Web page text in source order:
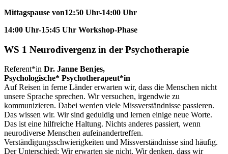
Mittagspause von12:50 Uhr-14:00 Uhr
14:00 Uhr-15:45 Uhr Workshop-Phase
WS 1 Neurodivergenz in der Psychotherapie
Referent*in Dr. Janne Benjes,
Psychologische* Psychotherapeut*in
Auf Reisen in ferne Länder erwarten wir, dass die Menschen nicht
unsere Sprache sprechen. Wir versuchen, irgendwie zu
kommunizieren. Dabei werden viele Missverständnisse passieren.
Das wissen wir. Wir sind geduldig und lernen einige neue Worte.
Das ist eine hilfreiche Haltung. Nichts anderes passiert, wenn
neurodiverse Menschen aufeinandertreffen.
Verständigungsschwierigkeiten und Missverständnisse sind häufig.
Der Unterschied: Wir erwarten sie nicht. Wir denken, dass wir